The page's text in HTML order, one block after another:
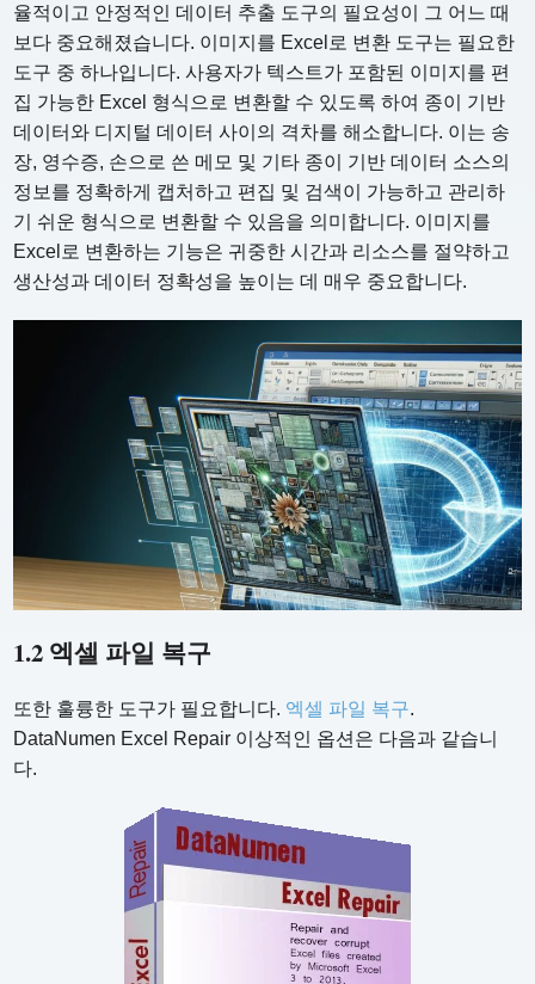
율적이고 안정적인 데이터 추출 도구의 필요성이 그 어느 때
보다 중요해졌습니다. 이미지를 Excel로 변환 도구는 필요한
도구 중 하나입니다. 사용자가 텍스트가 포함된 이미지를 편
집 가능한 Excel 형식으로 변환할 수 있도록 하여 종이 기반
데이터와 디지털 데이터 사이의 격차를 해소합니다. 이는 송
장, 영수증, 손으로 쓴 메모 및 기타 종이 기반 데이터 소스의
정보를 정확하게 캡처하고 편집 및 검색이 가능하고 관리하
기 쉬운 형식으로 변환할 수 있음을 의미합니다. 이미지를
Excel로 변환하는 기능은 귀중한 시간과 리소스를 절약하고
생산성과 데이터 정확성을 높이는 데 매우 중요합니다.
1.2 엑셀 파일 복구
또한 훌륭한 도구가 필요합니다. 엑셀 파일 복구.
DataNumen Excel Repair 이상적인 옵션은 다음과 같습니
다.